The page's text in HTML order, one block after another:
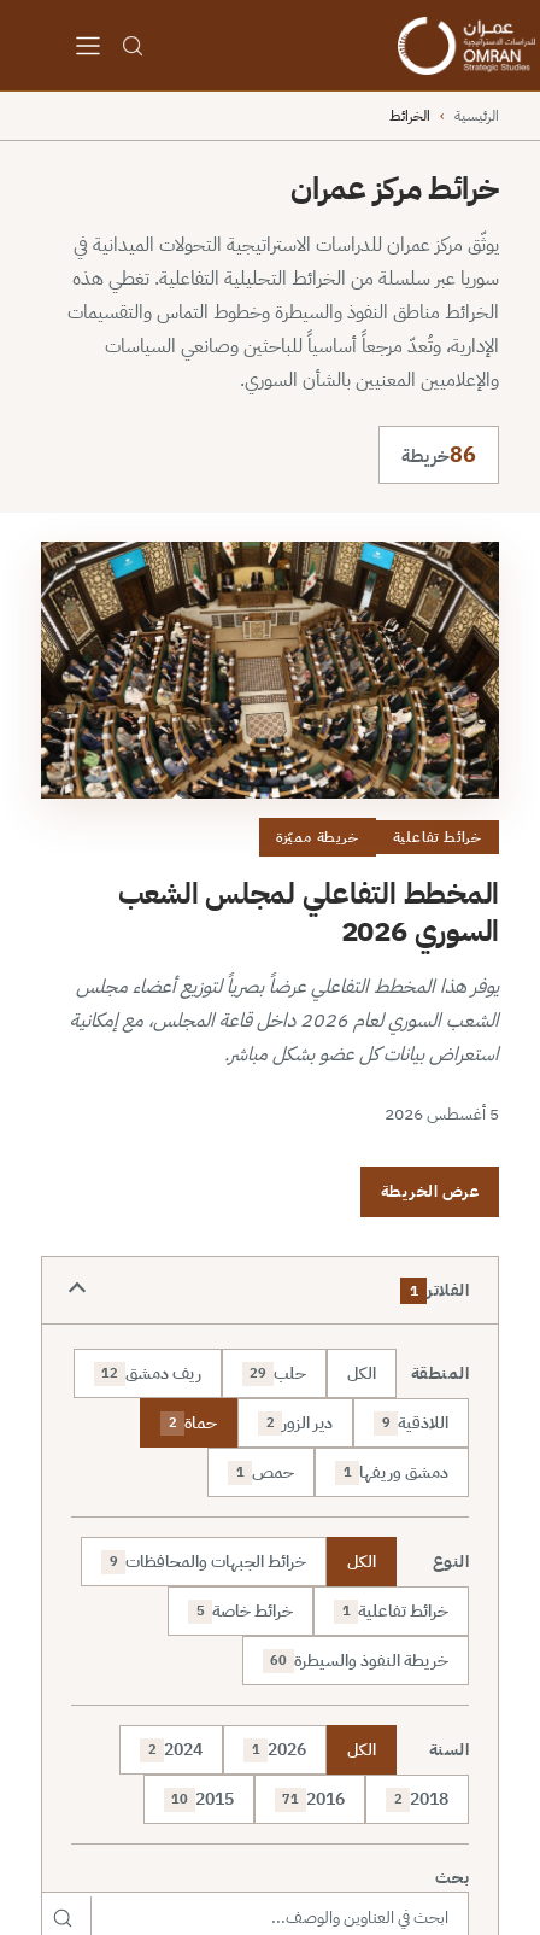
الرئيسية › الخرائط
خرائط مركز عمران
يوثّق مركز عمران للدراسات الاستراتيجية التحولات الميدانية في
سوريا عبر سلسلة من الخرائط التحليلية التفاعلية. تغطي هذه
الخرائط مناطق النفوذ والسيطرة وخطوط التماس والتقسيمات
الإدارية، وتُعدّ مرجعاً أساسياً للباحثين وصانعي السياسات
والإعلاميين المعنيين بالشأن السوري.
86خريطة
خرائط تفاعلية خريطة مميّزة
المخطط التفاعلي لمجلس الشعب
السوري 2026
يوفر هذا المخطط التفاعلي عرضاً بصرياً لتوزيع أعضاء مجلس
الشعب السوري لعام 2026 داخل قاعة المجلس، مع إمكانية
استعراض بيانات كل عضو بشكل مباشر.
5 أغسطس 2026
عرض الخريطة
الفلاتر 1
المنطقة الكل حلب 29 ريف دمشق 12
اللاذقية 9 دير الزور 2 حماة 2
دمشق وريفها 1 حمص 1
النوع الكل خرائط الجبهات والمحافظات 9
خرائط تفاعلية 1 خرائط خاصة 5
خريطة النفوذ والسيطرة 60
السنة الكل 2026
1
2024
2
2018
2
2016
71
2015
10
بحث